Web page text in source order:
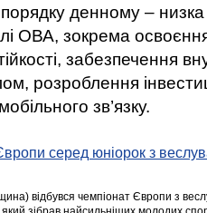
денному –
ОВА, зокрема освоєння
забезпечення
розроблення
зв’язку.
серед юніорок з
відбувся чемпіонат Європи з